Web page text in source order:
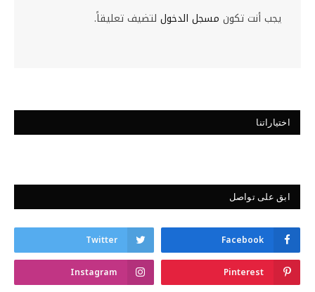
يجب أنت تكون مسجل الدخول لتضيف تعليقاً.
اختياراتنا
ابق على تواصل
Facebook
Twitter
Pinterest
Instagram